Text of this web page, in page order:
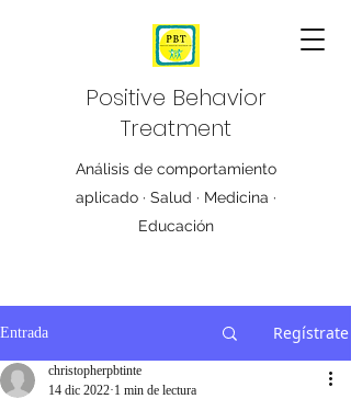
Positive Behavior
Treatment
Análisis de comportamiento
aplicado · Salud · Medicina ·
Educación
Entrada Regístrate
christopherpbtinte
14 dic 2022 1 min de lectura